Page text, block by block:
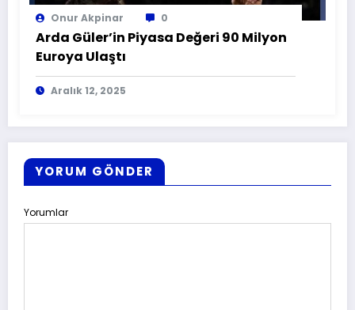
Onur Akpinar 0
Arda Güler’in Piyasa Değeri 90 Milyon
Euroya Ulaştı
Aralık 12, 2025
YORUM GÖNDER
Yorumlar